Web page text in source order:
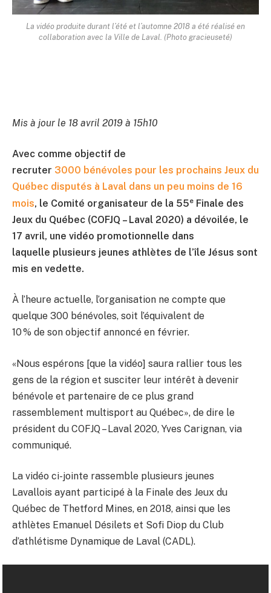
La vidéo produite durant l’été et l’automne 2018 a été réalisé en
collaboration avec la Ville de Laval. (Photo gracieuseté)
Mis à jour le 18 avril 2019 à 15h10
Avec comme objectif de
recruter 3000 bénévoles pour les prochains Jeux du
Québec disputés à Laval dans un peu moins de 16
mois, le Comité organisateur de la 55e Finale des
Jeux du Québec (COFJQ – Laval 2020) a dévoilée, le
17 avril, une vidéo promotionnelle dans
laquelle plusieurs jeunes athlètes de l’île Jésus sont
mis en vedette.
À l’heure actuelle, l’organisation ne compte que
quelque 300 bénévoles, soit l’équivalent de
10% de son objectif annoncé en février.
«Nous espérons [que la vidéo] saura rallier tous les
gens de la région et susciter leur intérêt à devenir
bénévole et partenaire de ce plus grand
rassemblement multisport au Québec», de dire le
président du COFJQ – Laval 2020, Yves Carignan, via
communiqué.
La vidéo ci-jointe rassemble plusieurs jeunes
Lavallois ayant participé à la Finale des Jeux du
Québec de Thetford Mines, en 2018, ainsi que les
athlètes Emanuel Désilets et Sofi Diop du Club
d’athlétisme Dynamique de Laval (CADL).